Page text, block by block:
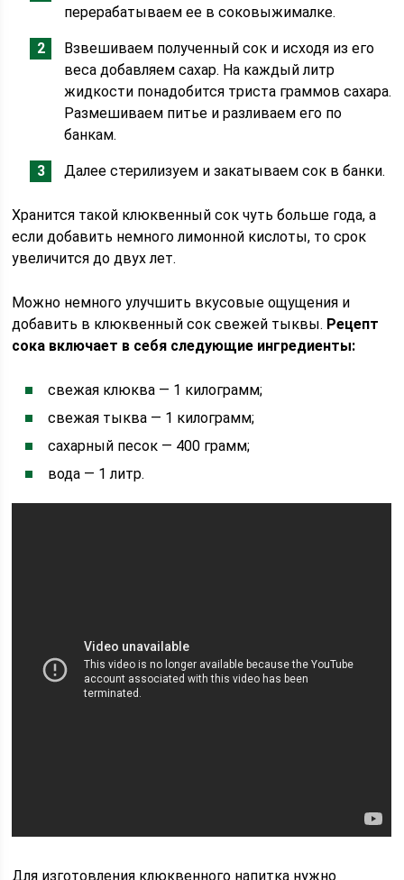
перерабатываем ее в соковыжималке.
Взвешиваем полученный сок и исходя из его
веса добавляем сахар. На каждый литр
жидкости понадобится триста граммов сахара.
Размешиваем питье и разливаем его по
банкам.
Далее стерилизуем и закатываем сок в банки.
Хранится такой клюквенный сок чуть больше года, а
если добавить немного лимонной кислоты, то срок
увеличится до двух лет.
Можно немного улучшить вкусовые ощущения и
добавить в клюквенный сок свежей тыквы. Рецепт
сока включает в себя следующие ингредиенты:
свежая клюква — 1 килограмм;
свежая тыква — 1 килограмм;
сахарный песок — 400 грамм;
вода — 1 литр.
Для изготовления клюквенного напитка нужно